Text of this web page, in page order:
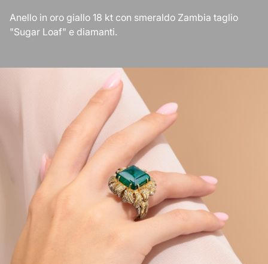
Anello in oro giallo 18 kt con smeraldo Zambia taglio
"Sugar Loaf" e diamanti.